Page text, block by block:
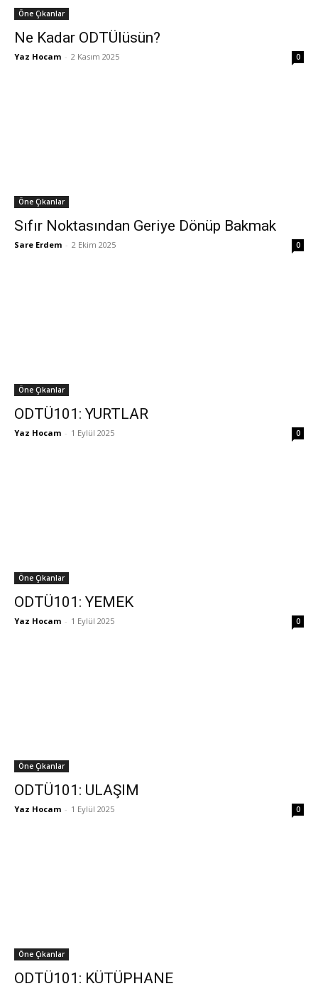
Öne Çıkanlar
Ne Kadar ODTÜlüsün?
Yaz Hocam - 2 Kasım 2025 0
Öne Çıkanlar
Sıfır Noktasından Geriye Dönüp Bakmak
Sare Erdem - 2 Ekim 2025 0
Öne Çıkanlar
ODTÜ101: YURTLAR
Yaz Hocam - 1 Eylül 2025 0
Öne Çıkanlar
ODTÜ101: YEMEK
Yaz Hocam - 1 Eylül 2025 0
Öne Çıkanlar
ODTÜ101: ULAŞIM
Yaz Hocam - 1 Eylül 2025 0
Öne Çıkanlar
ODTÜ101: KÜTÜPHANE